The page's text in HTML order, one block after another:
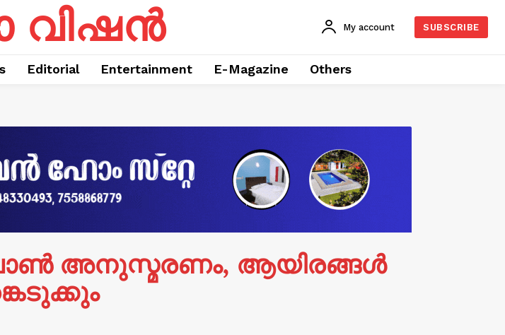
വിഷൻ My account SUBSCRIBE
Editorial Entertainment E-Magazine Others
അനുസ്മരണം, ആയിരങ്ങള്‍